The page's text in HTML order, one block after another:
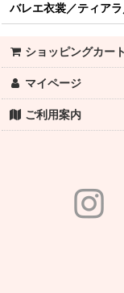
バレエ衣裳／ティア
ショッピングカート
マイページ
ご利用案内